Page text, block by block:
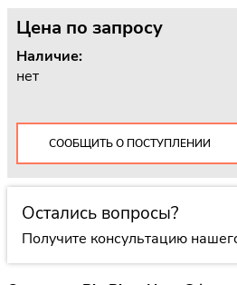
Цена по запросу
Наличие:
нет
СООБЩИТЬ О ПОСТУПЛЕНИИ
Остались вопросы?
Получите консультацию